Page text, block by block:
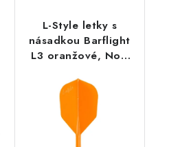
L-Style letky s
násadkou Barflight
L3 oranžové, No6